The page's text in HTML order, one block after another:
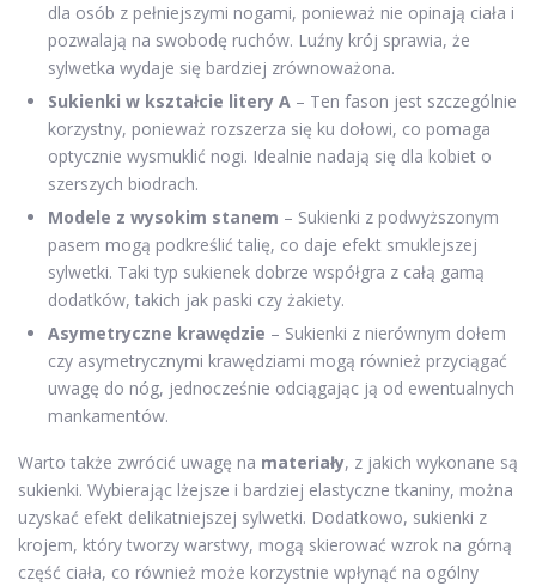
dla osób z pełniejszymi nogami, ponieważ nie opinają ciała i
pozwalają na swobodę ruchów. Luźny krój sprawia, że
sylwetka wydaje się bardziej zrównoważona.
Sukienki w kształcie litery A – Ten fason jest szczególnie
korzystny, ponieważ rozszerza się ku dołowi, co pomaga
optycznie wysmuklić nogi. Idealnie nadają się dla kobiet o
szerszych biodrach.
Modele z wysokim stanem – Sukienki z podwyższonym
pasem mogą podkreślić talię, co daje efekt smuklejszej
sylwetki. Taki typ sukienek dobrze współgra z całą gamą
dodatków, takich jak paski czy żakiety.
Asymetryczne krawędzie – Sukienki z nierównym dołem
czy asymetrycznymi krawędziami mogą również przyciągać
uwagę do nóg, jednocześnie odciągając ją od ewentualnych
mankamentów.
Warto także zwrócić uwagę na materiały, z jakich wykonane są
sukienki. Wybierając lżejsze i bardziej elastyczne tkaniny, można
uzyskać efekt delikatniejszej sylwetki. Dodatkowo, sukienki z
krojem, który tworzy warstwy, mogą skierować wzrok na górną
część ciała, co również może korzystnie wpłynąć na ogólny